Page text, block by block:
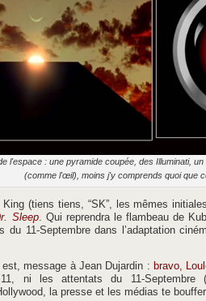
l'espace : une pyramide coupée, des Illuminati,
(comme l'œil), moins j'y comprends quoi que
King (tiens tiens, “SK”, les mêmes
Sleep. Qui reprendra le flambeau de
du 11-Septembre dans l’adaptation
est, message à Jean Dujardin : bravo,
11, ni les attentats du 11-
la presse et les médias te